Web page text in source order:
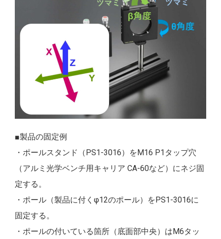
■製品の固定例
・ポールスタンド（PS1-3016）をM16 P1タップ穴
（アルミ光学ベンチ用キャリア CA-60など）にネジ固
定する。
・ポール（製品に付くφ12のポール）をPS1-3016に
固定する。
・ポールの付いている箇所（底面部中央）はM6タッ